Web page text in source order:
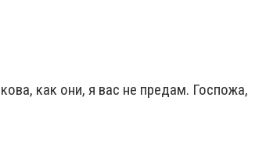
как они, я вас не предам. Госпожа,